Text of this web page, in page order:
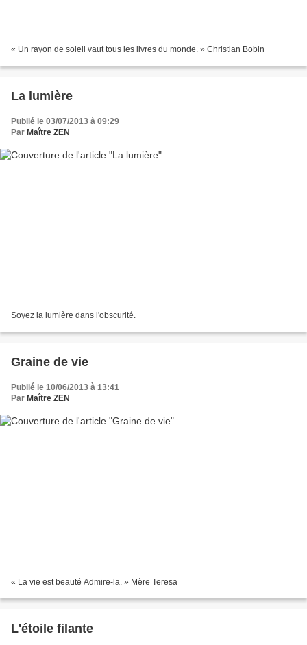
« Un rayon de soleil vaut tous les livres du monde. » Christian Bobin
La lumière
Publié le 03/07/2013 à 09:29
Par Maître ZEN
Soyez la lumière dans l'obscurité.
Graine de vie
Publié le 10/06/2013 à 13:41
Par Maître ZEN
« La vie est beauté Admire-la. » Mère Teresa
L'étoile filante